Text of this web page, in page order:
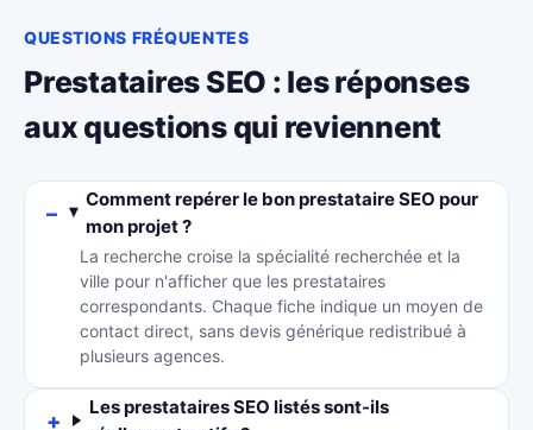
QUESTIONS FRÉQUENTES
Prestataires SEO : les réponses
aux questions qui reviennent
Comment repérer le bon prestataire SEO pour
mon projet ?
La recherche croise la spécialité recherchée et la
ville pour n'afficher que les prestataires
correspondants. Chaque fiche indique un moyen de
contact direct, sans devis générique redistribué à
plusieurs agences.
Les prestataires SEO listés sont-ils